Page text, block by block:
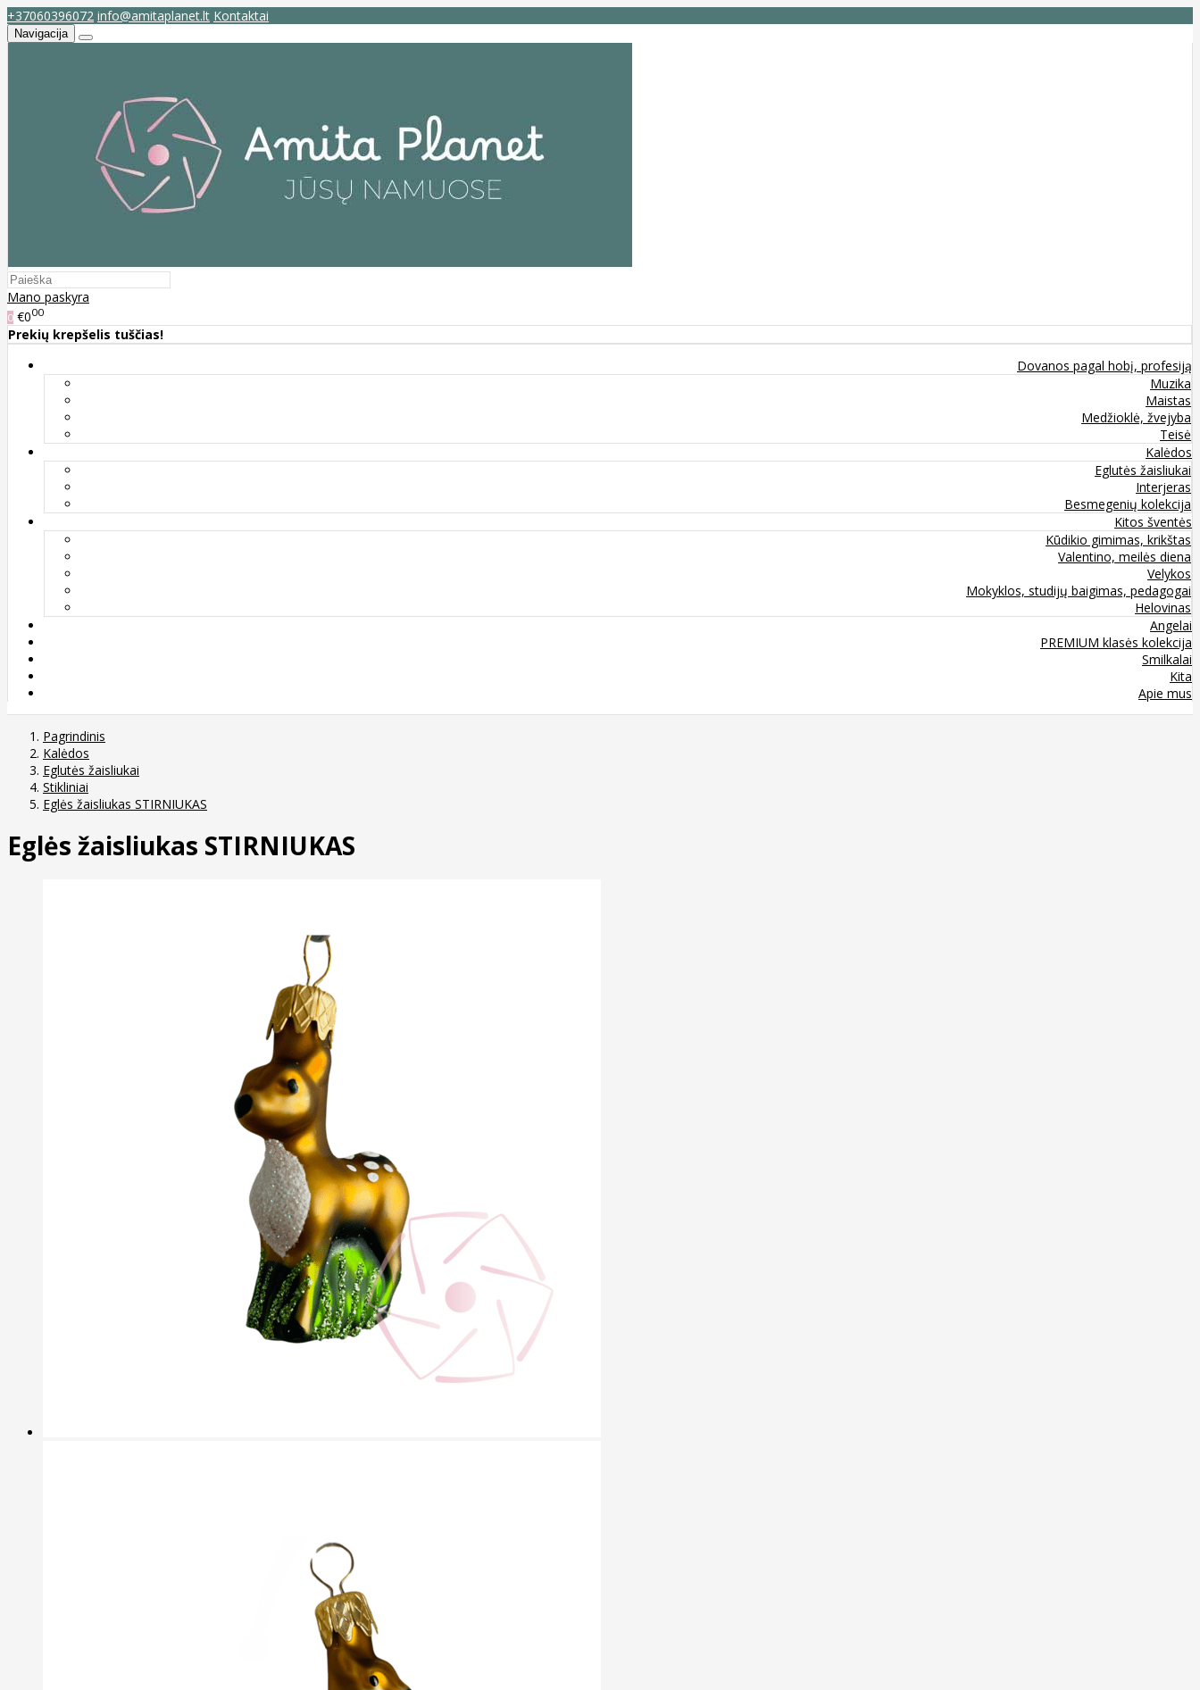
+37060396072 info@amitaplanet.lt Kontaktai
Navigacija
Mano paskyra
0 €000
Prekių krepšelis tuščias!
Dovanos pagal hobį, profesiją
Muzika
Maistas
Medžioklė, žvejyba
Teisė
Kalėdos
Eglutės žaisliukai
Interjeras
Besmegenių kolekcija
Kitos šventės
Kūdikio gimimas, krikštas
Valentino, meilės diena
Velykos
Mokyklos, studijų baigimas, pedagogai
Helovinas
Angelai
PREMIUM klasės kolekcija
Smilkalai
Kita
Apie mus
Pagrindinis
Kalėdos
Eglutės žaisliukai
Stikliniai
Eglės žaisliukas STIRNIUKAS
Eglės žaisliukas STIRNIUKAS